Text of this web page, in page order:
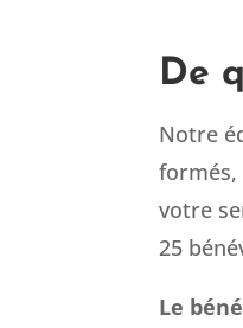
De
Notre
formés,
votre
25
Le